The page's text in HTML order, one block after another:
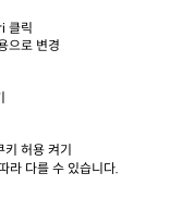
클릭
으로 변경
허용 켜기
라 다를 수 있습니다.